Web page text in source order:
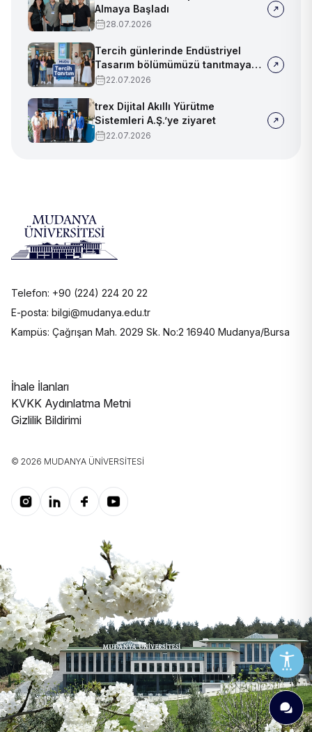
Almaya Başladı
28.07.2026
Tercih günlerinde Endüstriyel
Tasarım bölümümüzü tanıtmaya
devam ediyoruz!
22.07.2026
trex Dijital Akıllı Yürütme
Sistemleri A.Ş.’ye ziyaret
22.07.2026
Telefon: +90 (224) 224 20 22
E-posta: bilgi@mudanya.edu.tr
Kampüs: Çağrışan Mah. 2029 Sk. No:2 16940 Mudanya/Bursa
İhale İlanları
KVKK Aydınlatma Metni
Gizlilik Bildirimi
© 2026 MUDANYA ÜNIVERSITESI